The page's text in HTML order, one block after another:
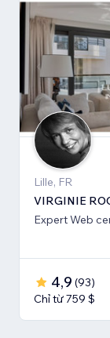
Lille, FR
VIRGINIE
Expert Web
4,9 (93)
Chỉ từ 759 $